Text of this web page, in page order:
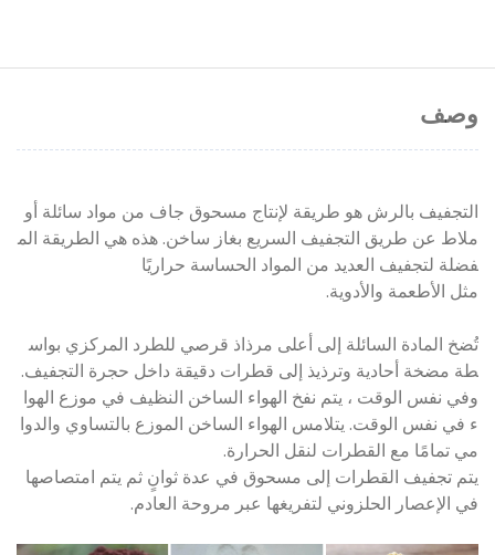
وصف
التجفيف بالرش هو طريقة لإنتاج مسحوق جاف من مواد سائلة أو
ملاط ​​عن طريق التجفيف السريع بغاز ساخن. هذه هي الطريقة الم
فضلة لتجفيف العديد من المواد الحساسة حراريًا
مثل الأطعمة والأدوية.
تُضخ المادة السائلة إلى أعلى مرذاذ قرصي للطرد المركزي بواس
طة مضخة أحادية وترذيذ إلى قطرات دقيقة داخل حجرة التجفيف.
وفي نفس الوقت ، يتم نفخ الهواء الساخن النظيف في موزع الهوا
ء في نفس الوقت. يتلامس الهواء الساخن الموزع بالتساوي والدوا
مي تمامًا مع القطرات لنقل الحرارة.
يتم تجفيف القطرات إلى مسحوق في عدة ثوانٍ ثم يتم امتصاصها
في الإعصار الحلزوني لتفريغها عبر مروحة العادم.